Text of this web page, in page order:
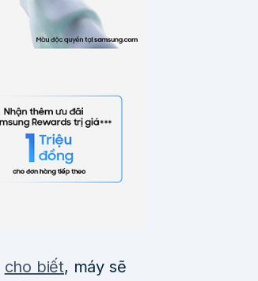
cho biết, máy sẽ